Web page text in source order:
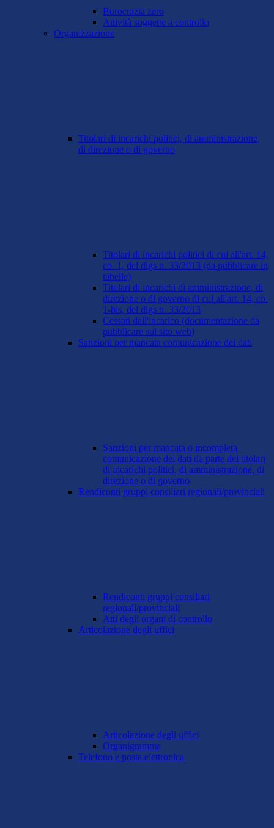
Burocrazia zero
Attività soggette a controllo
Organizzazione
Titolari di incarichi politici, di amministrazione,
di direzione o di governo
Titolari di incarichi politici di cui all'art. 14,
co. 1, del dlgs n. 33/2013 (da pubblicare in
tabelle)
Titolari di incarichi di amministrazione, di
direzione o di governo di cui all'art. 14, co.
1-bis, del dlgs n. 33/2013
Cessati dall'incarico (documentazione da
pubblicare sul sito web)
Sanzioni per mancata comunicazione dei dati
Sanzioni per mancata o incompleta
comunicazione dei dati da parte dei titolari
di incarichi politici, di amministrazione, di
direzione o di governo
Rendiconti gruppi consiliari regionali/provinciali
Rendiconti gruppi consiliari
regionali/provinciali
Atti degli organi di controllo
Articolazione degli uffici
Articolazione degli uffici
Organigramma
Telefono e posta elettronica